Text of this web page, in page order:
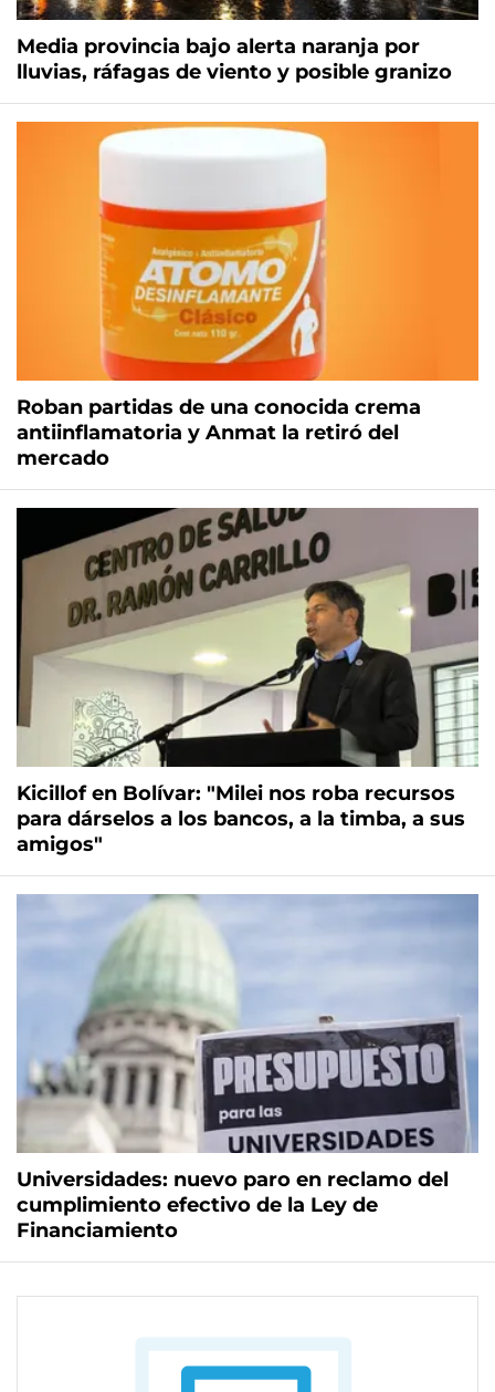
Media provincia bajo alerta naranja por
lluvias, ráfagas de viento y posible granizo
Roban partidas de una conocida crema
antiinflamatoria y Anmat la retiró del
mercado
Kicillof en Bolívar: "Milei nos roba recursos
para dárselos a los bancos, a la timba, a sus
amigos"
Universidades: nuevo paro en reclamo del
cumplimiento efectivo de la Ley de
Financiamiento